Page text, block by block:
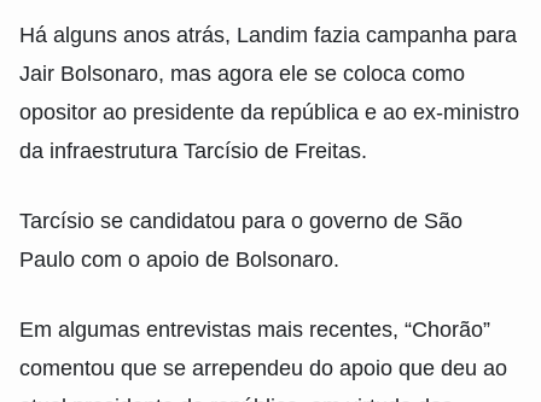
Há alguns anos atrás, Landim fazia campanha para
Jair Bolsonaro, mas agora ele se coloca como
opositor ao presidente da república e ao ex-ministro
da infraestrutura Tarcísio de Freitas.
Tarcísio se candidatou para o governo de São
Paulo com o apoio de Bolsonaro.
Em algumas entrevistas mais recentes, “Chorão”
comentou que se arrependeu do apoio que deu ao